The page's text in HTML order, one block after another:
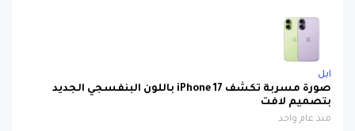
بتصميم لافت
منذ عام واحد